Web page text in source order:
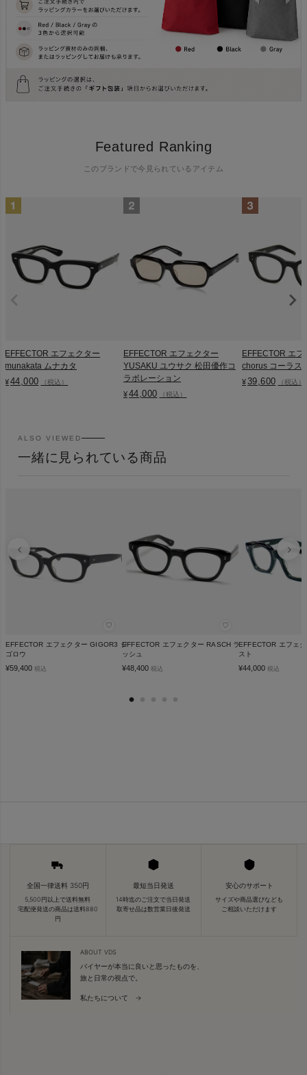
Featured Ranking
このブランドで今見られているアイテム
EFFECTOR エフェクター
munakata ムナカタ
¥44,000 （税込）
EFFECTOR エフェクター
YUSAKU ユウサク 松田優作コ
ラボレーション
¥44,000 （税込）
EFFECTOR エフ
chorus コーラス
¥ 39,600 （税込）
ALSO VIEWED
一緒に見られている商品
♡
EFFECTOR エフェクター GIGOR3 ジ
ゴロウ
¥59,400 税込
♡
EFFECTOR エフェクター RASCH ラ
ッシュ
¥48,400 税込
EFFECTOR エフェ
スト
¥44,000 税込
全国一律送料 350円
5,500円以上で送料無料
宅配便発送の商品は送料880
円
最短当日発送
14時迄のご注文で当日発送
取寄せ品は数営業日後発送
安心のサポート
サイズや商品選びなども
ご相談いただけます
ABOUT VDS
バイヤーが本当に良いと思ったものを、
旅と日常の視点で。
私たちについて →